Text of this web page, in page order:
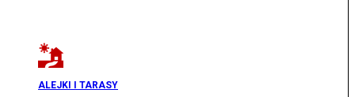
ALEJKI I TARASY